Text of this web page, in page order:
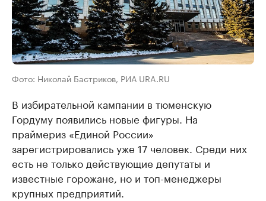
Фото: Николай Бастриков, РИА URA.RU
В избирательной кампании в тюменскую
Гордуму появились новые фигуры. На
праймериз «Единой России»
зарегистрировались уже 17 человек. Среди них
есть не только действующие депутаты и
известные горожане, но и топ-менеджеры
крупных предприятий.